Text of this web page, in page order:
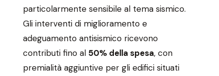
particolarmente sensibile al tema sismico.
Gli interventi di miglioramento e
adeguamento antisismico ricevono
contributi fino al 50% della spesa, con
premialità aggiuntive per gli edifici situati